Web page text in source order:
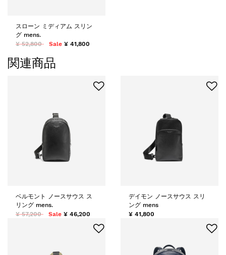
スローン ミディアム スリン
グ mens.
¥ 52,800
Sale ¥ 41,800
関連商品
ベルモント ノースサウス ス
リング mens.
¥ 57,200
Sale ¥ 46,200
デイモン ノースサウス スリ
ング mens
¥ 41,800